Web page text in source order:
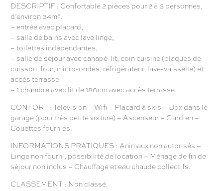
DESCRIPTIF : Confortable 2 pièces pour 2 à 3 personnes,
d’environ 34m².
– entrée avec placard,
– salle de bains avec lave linge,
– toilettes indépendantes,
– salle de séjour avec canapé-lit, coin cuisine (plaques de
cuisson, four, micro-ondes, réfrigérateur, lave-vaisselle) et
accès terrasse
– 1 chambre avec lit de 180cm avec accès terrasse.
CONFORT : Télévision – Wifi – Placard à skis – Box dans le
garage (pour très petite voiture) – Ascenseur – Gardien –
Couettes fournies.
INFORMATIONS PRATIQUES : Animaux non autorisés –
Linge non fourni, possibilité de location – Ménage de fin de
séjour non inclus – Chauffage et eau chaude collectifs.
CLASSEMENT : Non classé.